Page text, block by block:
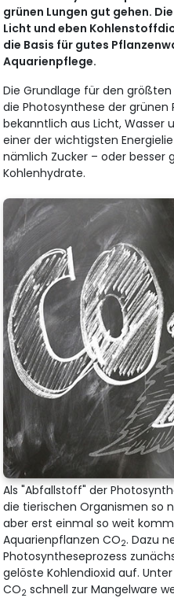
grünen Lungen gut gehen.
Licht und eben
die Basis für gutes
Aquarienpflege.
Die Grundlage für den größten
die Photosynthese der grünen
bekanntlich aus Licht, Wasser
einer der wichtigsten
nämlich Zucker – oder besser
Kohlenhydrate.
Als "Abfallstoff" der
die tierischen Organismen so
aber erst einmal so weit
Aquarienpflanzen CO2. Dazu
Photosyntheseprozess
gelöste Kohlendioxid auf.
CO2 schnell zur Mangelware